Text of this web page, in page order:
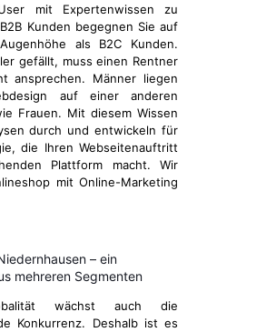
mit Expertenwissen zu
Kunden begegnen Sie auf
als B2C Kunden.
gefällt, muss einen Rentner
ansprechen. Männer liegen
auf einer anderen
Frauen. Mit diesem Wissen
durch und entwickeln für
die Ihren Webseitenauftritt
Plattform macht. Wir
mit Online-Marketing
– ein
mehreren Segmenten
wächst auch die
Konkurrenz. Deshalb ist es